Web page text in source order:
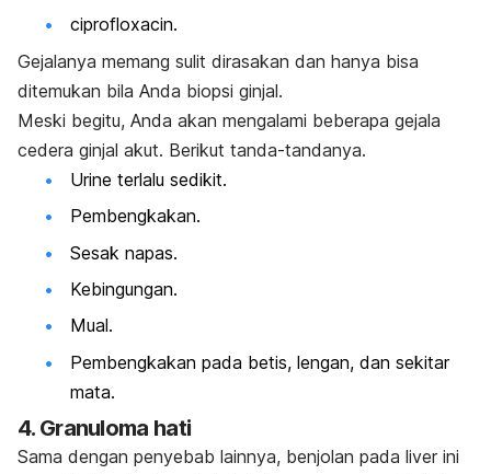
ciprofloxacin.
Gejalanya memang sulit dirasakan dan hanya bisa
ditemukan bila Anda biopsi ginjal.
Meski begitu, Anda akan mengalami beberapa gejala
cedera ginjal akut. Berikut tanda-tandanya.
Urine terlalu sedikit.
Pembengkakan.
Sesak napas.
Kebingungan.
Mual.
Pembengkakan pada betis, lengan, dan sekitar
mata.
4. Granuloma hati
Sama dengan penyebab lainnya, benjolan pada liver ini